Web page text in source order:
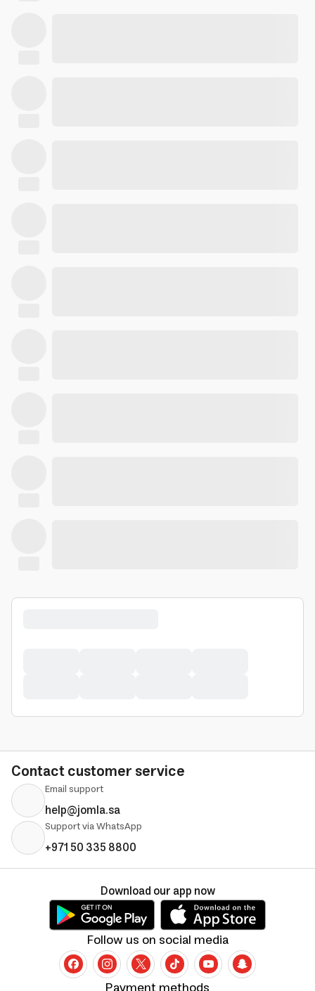
Contact customer service
Email support
help@jomla.sa
Support via WhatsApp
+971 50 335 8800
Follow us on social media
Download our app now